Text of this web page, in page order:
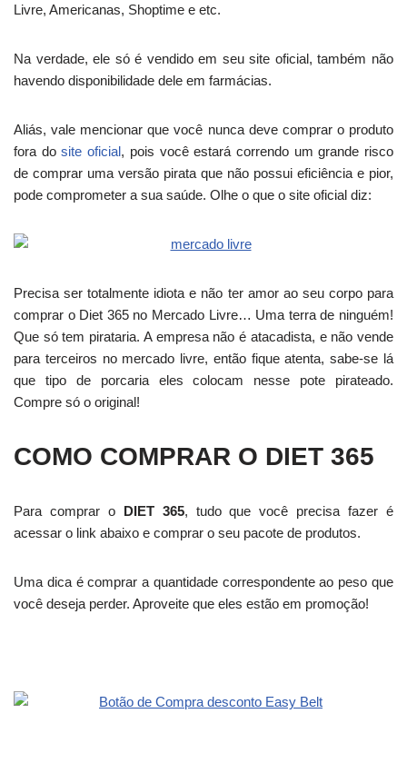
Livre, Americanas, Shoptime e etc.
Na verdade, ele só é vendido em seusite oficial, também não
havendo disponibilidade dele em farmácias.
Aliás, vale mencionar que você nunca deve comprar o produto
fora dosite oficial, pois você estará correndo um grande risco
de comprar uma versão pirata que não possui eficiência e pior,
pode comprometer a sua saúde. Olhe o que o site oficial diz:
Precisa ser totalmente idiota e não ter amor ao seu corpo para
comprar o Diet 365 no Mercado Livre… Uma terra de ninguém!
Que só tem pirataria. A empresa não é atacadista, e não vende
para terceiros no mercado livre, então fique atenta, sabe-se lá
que tipo de porcaria eles colocam nesse pote pirateado.
Compre só o original!
COMO COMPRAR O DIET 365
Para comprar o DIET 365, tudo que você precisa fazer é
acessar o link abaixo e comprar o seu pacote de produtos.
Uma dica é comprar a quantidade correspondente ao peso que
você deseja perder. Aproveite que eles estão em promoção!